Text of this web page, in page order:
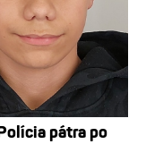
pátra po